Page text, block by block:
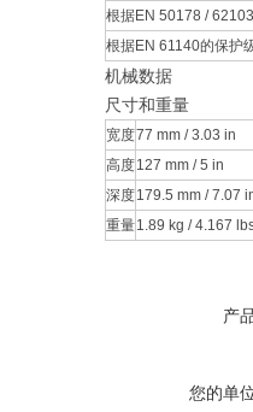
根据EN 50178 /
根据EN 61140的保护
机械数据
尺寸和重量
宽度77 mm / 3.03 in
高度127 mm / 5 in
深度179.5 mm / 7.07
重量1.89 kg / 4.167
产
您的单